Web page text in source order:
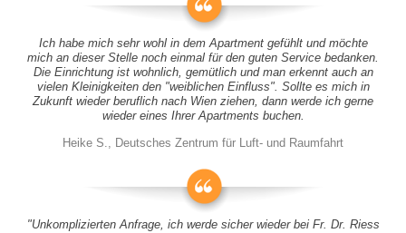
Ich habe mich sehr wohl in dem Apartment gefühlt und möchte
mich an dieser Stelle noch einmal für den guten Service bedanken.
Die Einrichtung ist wohnlich, gemütlich und man erkennt auch an
vielen Kleinigkeiten den "weiblichen Einfluss". Sollte es mich in
Zukunft wieder beruflich nach Wien ziehen, dann werde ich gerne
wieder eines Ihrer Apartments buchen.
Heike S., Deutsches Zentrum für Luft- und Raumfahrt
"Unkomplizierten Anfrage, ich werde sicher wieder bei Fr. Dr. Riess